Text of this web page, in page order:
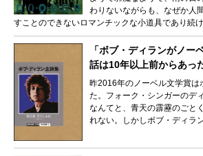
わりないながらも、なぜか人
すことのできないロマンチックな小道具であり続
「ボブ・ディランがノー
話は10年以上前からあっ
昨2016年のノーベル文学賞は
た。フォーク・シンガーのデ
なんてと、青天の霹靂のごと
れない。しかしボブ・ディラ